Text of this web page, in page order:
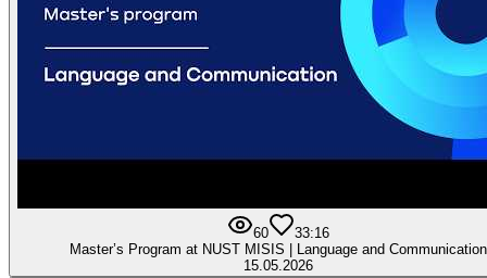
60 33:16
Master’s Program at NUST MISIS | Language and Communication
15.05.2026